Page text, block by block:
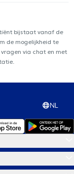
bijstaat vanaf de
de mogelijkheid te
via chat en met
NL